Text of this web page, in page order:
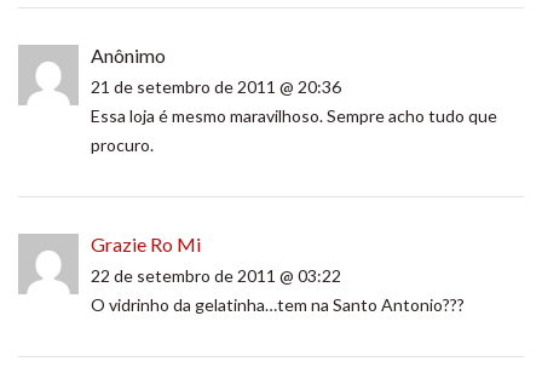
Anônimo
21 de setembro de 2011 @ 20:36
Essa loja é mesmo maravilhoso. Sempre acho tudo que
procuro.
Grazie Ro Mi
22 de setembro de 2011 @ 03:22
O vidrinho da gelatinha…tem na Santo Antonio???